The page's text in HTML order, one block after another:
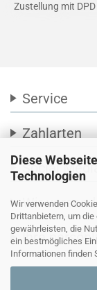
Diese
Technologien
Wir verwenden
Drittanbietern, um
gewährleisten, die
ein bestmögliches
Informationen finden
Zustellung mit DPD
Service
Zahlarten
Social Media
Wir
Ihre